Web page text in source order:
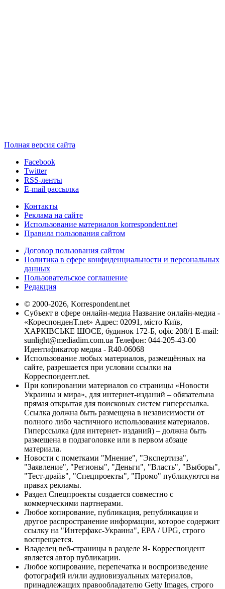
Полная версия сайта
Facebook
Twitter
RSS-ленты
E-mail рассылка
Контакты
Реклама на сайте
Использование материалов korrespondent.net
Правила пользования сайтом
Договор пользования сайтом
Политика в сфере конфиденциальности и персональных
данных
Пользовательское соглашение
Редакция
© 2000-2026, Korrespondent.net
Субъект в сфере онлайн-медиа Название онлайн-медиа -
«КореспонденТ.net» Адрес: 02091, місто Київ,
ХАРКІВСЬКЕ ШОСЕ, будинок 172-Б, офіс 208/1 E-mail:
sunlight@mediadim.com.ua Телефон: 044-205-43-00
Идентификатор медиа - R40-06068
Использование любых материалов, размещённых на
сайте, разрешается при условии ссылки на
Корреспондент.net.
При копировании материалов со страницы «Новости
Украины и мира», для интернет-изданий – обязательна
прямая открытая для поисковых систем гиперссылка.
Ссылка должна быть размещена в независимости от
полного либо частичного использования материалов.
Гиперссылка (для интернет- изданий) – должна быть
размещена в подзаголовке или в первом абзаце
материала.
Новости с пометками "Мнение", "Экспертиза",
"Заявление", "Регионы", "Деньги", "Власть", "Выборы",
"Тест-драйв", "Спецпроекты", "Промо" публикуются на
правах рекламы.
Раздел Спецпроекты создается совместно с
коммерческими партнерами.
Любое копирование, публикация, републикация и
другое распространение информации, которое содержит
ссылку на "Интерфакс-Украина", EPA / UPG, строго
воспрещается.
Владелец веб-страницы в разделе Я- Корреспондент
является автор публикации.
Любое копирование, перепечатка и воспроизведение
фотографий и/или аудиовизуальных материалов,
принадлежащих правообладателю Getty Images, строго